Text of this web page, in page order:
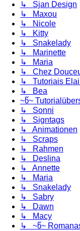
↳ Sjan Design
↳ Maxou
↳ Nicole
↳ Kitty
↳ Snakelady
↳ Marinette
↳ Maria
↳ Chez
↳ Tutoriais
↳ Bea
~წ~
↳ Sonni
↳ Signtags
↳ Animationen
↳ Scraps
↳ Rahmen
↳ Deslina
↳ Annette
↳ Maria
↳ Snakelady
↳ Sabry
↳ Dawn
↳ Macy
↳ ~წ~